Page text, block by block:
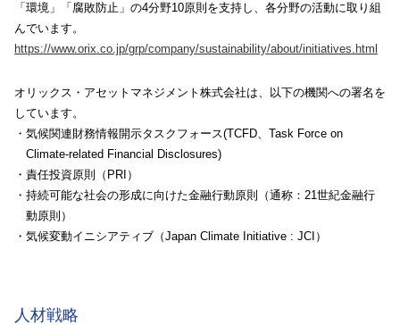
「環境」「腐敗防止」の4分野10原則を支持し、各分野の活動に取り組
んでいます。
https://www.orix.co.jp/grp/company/sustainability/about/initiatives.html
オリックス・アセットマネジメント株式会社は、以下の機関への署名を
しています。
・気候関連財務情報開示タスクフォース(TCFD、Task Force on
Climate-related Financial Disclosures)
・責任投資原則（PRI）
・持続可能な社会の形成に向けた金融行動原則（通称：21世紀金融行
動原則）
・気候変動イニシアティブ（Japan Climate Initiative : JCI）
人材戦略